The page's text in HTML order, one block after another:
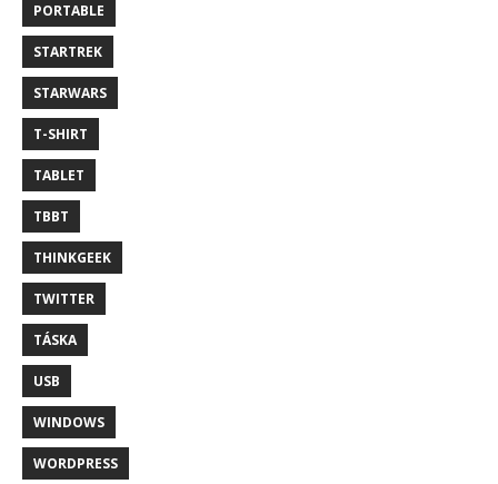
PORTABLE
STARTREK
STARWARS
T-SHIRT
TABLET
TBBT
THINKGEEK
TWITTER
TÁSKA
USB
WINDOWS
WORDPRESS